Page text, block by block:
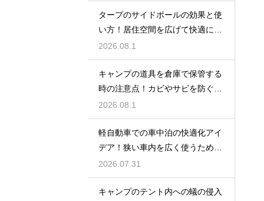
タープのサイドポールの効果と使
い方！居住空間を広げて快適に過
ごす技
2026.08.1
キャンプの道具を倉庫で保管する
時の注意点！カビやサビを防ぐお
手入れ
2026.08.1
軽自動車での車中泊の快適化アイ
デア！狭い車内を広く使うための
工夫
2026.07.31
キャンプのテント内への蟻の侵入